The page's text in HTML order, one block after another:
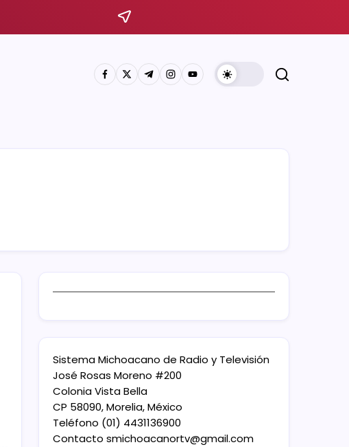
Sistema Michoacano de Radio y Televisión
José Rosas Moreno #200
Colonia Vista Bella
CP 58090, Morelia, México
Teléfono (01) 4431136900
Contacto smichoacanortv@gmail.com